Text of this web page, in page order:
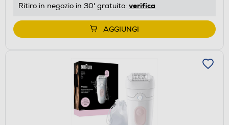
Ritiro in negozio in 30' gratuito: verifica
AGGIUNGI